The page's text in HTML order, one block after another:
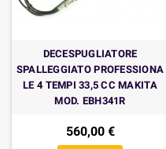
DECESPUGLIATORE
SPALLEGGIATO PROFESSIONA
LE 4 TEMPI 33,5 CC MAKITA
MOD. EBH341R
560,00 €